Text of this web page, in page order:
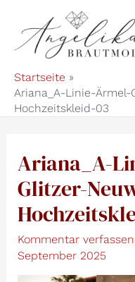
Inhalt
springen
Startseite
Ariana_A-Linie-
Hochzeitskleid-03
Ariana_A-
Glitzer-
Kommentar verfassen
September 2025